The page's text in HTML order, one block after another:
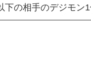
下の相手のデジモン